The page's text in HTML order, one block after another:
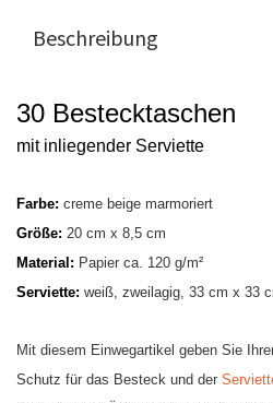
Beschreibung
30 Bestecktaschen
mit inliegender Serviette
Farbe: creme beige marmoriert
Größe: 20 cm x 8,5 cm
Material: Papier ca. 120 g/m²
Serviette: weiß, zweilagig, 33 cm x 33
Mit diesem Einwegartikel geben Sie
Schutz für das Besteck und der